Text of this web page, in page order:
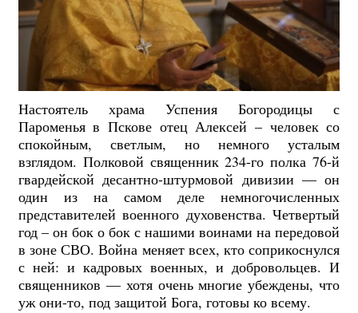
Настоятель храма Успения Богородицы с
Пароменья в Пскове отец Алексей – человек со
спокойным, светлым, но немного усталым
взглядом. Полковой священник 234-го полка 76-й
гвардейской десантно-штурмовой дивизии — он
один из на самом деле немногочисленных
представителей военного духовенства. Четвертый
год – он бок о бок с нашими воинами на передовой
в зоне СВО. Война меняет всех, кто соприкоснулся
с ней: и кадровых военных, и добровольцев. И
священников — хотя очень многие убеждены, что
уж они-то, под защитой Бога, готовы ко всему.